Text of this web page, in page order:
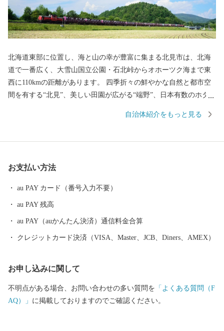
北海道東部に位置し、海と山の幸が豊富に集まる北見市は、北海
道で一番広く、大雪山国立公園・石北峠からオホーツク海まで東
西に110kmの距離があります。 四季折々の鮮やかな自然と都市空
間を有する“北見”、美しい田園が広がる“端野”、日本有数のホタテ
泉がある“留辺蘂” の、それぞれ魅力にあふれた4つの地域が一つに
の税務署にお問い合わせください。
自治体紹介をもっと見る
お支払い方法
au PAY カード（番号入力不要）
au PAY 残高
au PAY（auかんたん決済）通信料金合算
クレジットカード決済（VISA、Master、JCB、Diners、AMEX）
お申し込みに関して
不明点がある場合、お問い合わせの多い質問を 「よくある質問（F
AQ）」 に掲載しておりますのでご確認ください。